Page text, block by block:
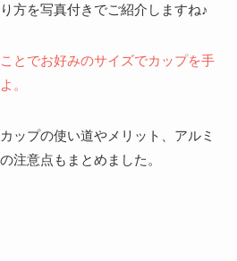
方を写真付きでご紹介しますね♪
とでお好みのサイズでカップを手
。
ップの使い道やメリット、アルミ
注意点もまとめました。